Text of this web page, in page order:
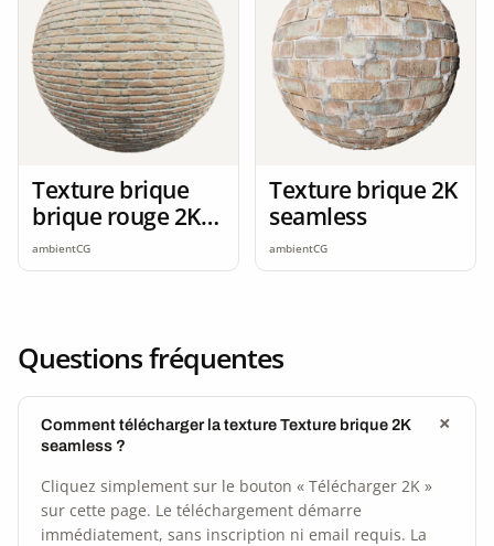
Texture brique
brique rouge 2K
seamless
ambientCG
Texture brique 2K
seamless
ambientCG
Questions fréquentes
Comment télécharger la texture Texture brique 2K
seamless ?
Cliquez simplement sur le bouton « Télécharger 2K »
sur cette page. Le téléchargement démarre
immédiatement, sans inscription ni email requis. La